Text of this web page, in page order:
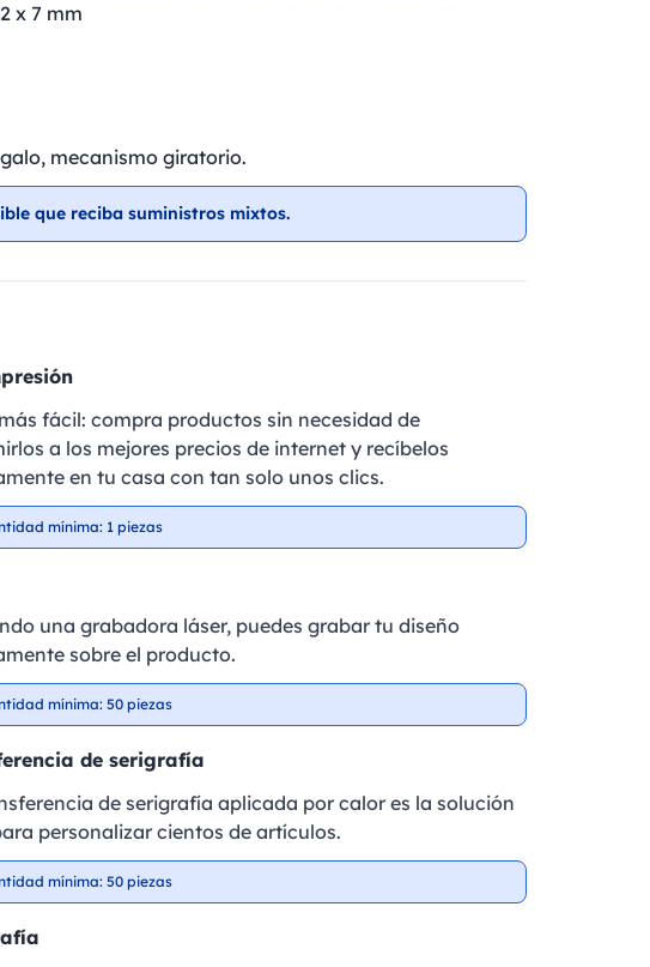
x 7 mm
mecanismo giratorio.
que reciba suministros mixtos.
fácil: compra productos sin necesidad de
a los mejores precios de internet y recíbelos
en tu casa con tan solo unos clics.
mínima: 1 piezas
una grabadora láser, puedes grabar tu diseño
sobre el producto.
mínima: 50 piezas
de serigrafía
de serigrafía aplicada por calor es la solución
personalizar cientos de artículos.
mínima: 50 piezas